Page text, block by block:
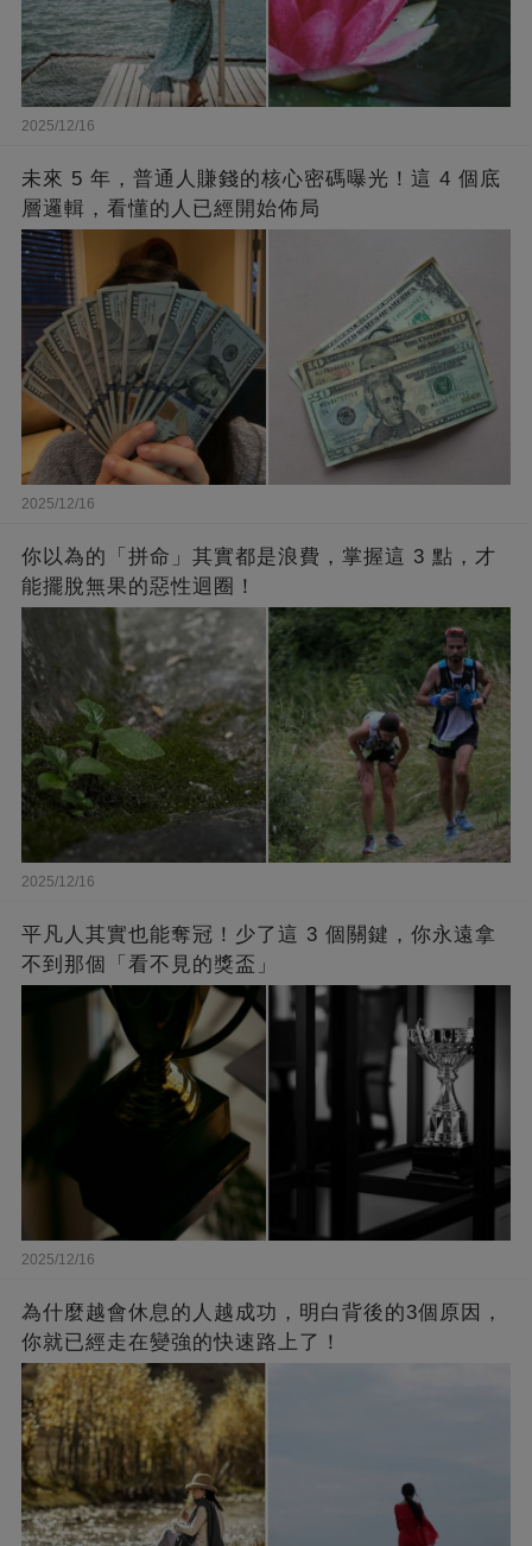
2025/12/16
未來 5 年，普通人賺錢的核心密碼曝光！這 4 個底
層邏輯，看懂的人已經開始佈局
2025/12/16
你以為的「拼命」其實都是浪費，掌握這 3 點，才
能擺脫無果的惡性迴圈！
2025/12/16
平凡人其實也能奪冠！少了這 3 個關鍵，你永遠拿
不到那個「看不見的獎盃」
2025/12/16
為什麼越會休息的人越成功，明白背後的3個原因，
你就已經走在變強的快速路上了！